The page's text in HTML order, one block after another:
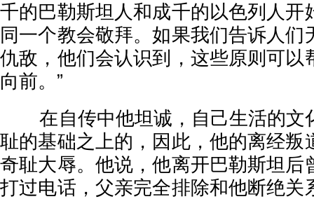
千的巴勒斯坦人和成千的以色列人开
同一个教会敬拜。如果我们告诉人们
仇敌，他们会认识到，这些原则可以
向前。”
在自传中他坦诚，自己生活的文
耻的基础之上的，因此，他的离经叛
奇耻大辱。他说，他离开巴勒斯坦后
打过电话，父亲完全排除和他断绝关